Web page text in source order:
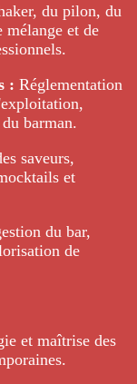
du pilon, du
mélange et de
: Réglementation
barman.
saveurs,
et
du bar,
de
et maîtrise des